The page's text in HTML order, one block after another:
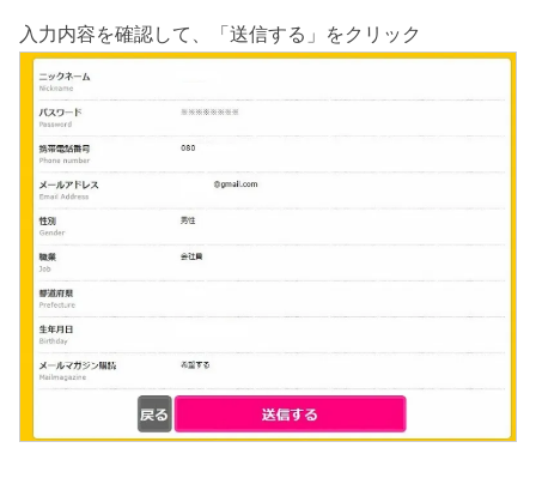
入力内容を確認して、「送信する」をクリック